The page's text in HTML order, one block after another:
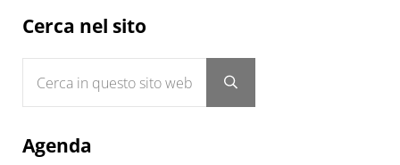
Sidebar
Cerca nel sito
Submit search
Agenda